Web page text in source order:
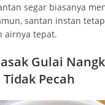
segar biasanya
santan instan
airnya tepat.
Gulai
Pecah